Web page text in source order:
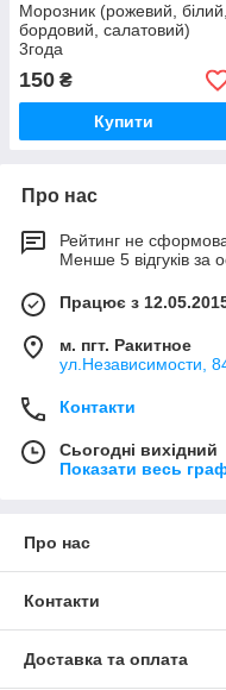
Морозник (рожевий, білий,
бордовий, салатовий)
3года
150 ₴
Купити
Про нас
Рейтинг не
Менше 5 відгуків за
Працює з
м. пгт. Ракитное
ул.Независимости,
Контакти
Сьогодні вихідний
Показати весь
Про нас
Контакти
Доставка та оплата